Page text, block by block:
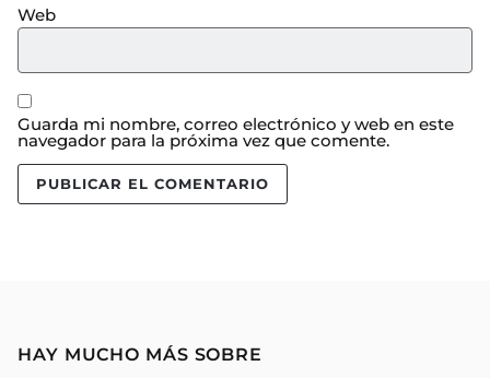
Web
Guarda mi nombre, correo electrónico y web en este
navegador para la próxima vez que comente.
HAY MUCHO MÁS SOBRE